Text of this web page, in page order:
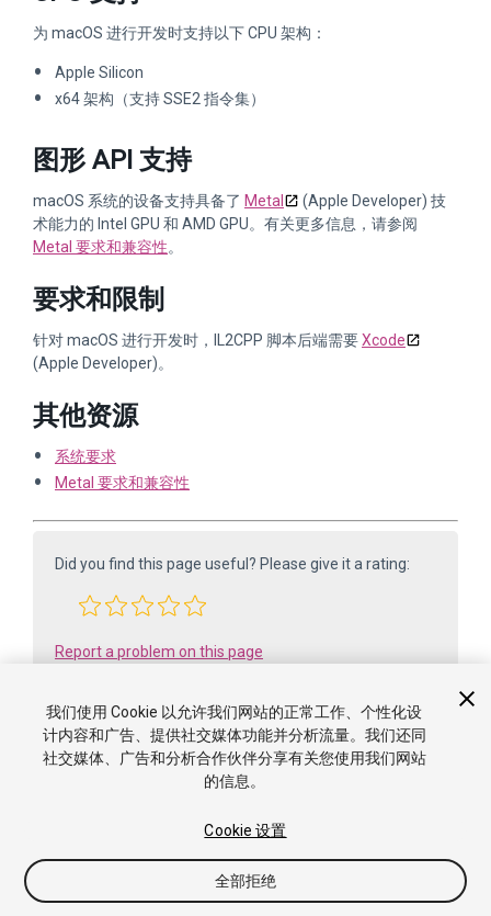
为 macOS 进行开发时支持以下 CPU 架构：
Apple Silicon
x64 架构（支持 SSE2 指令集）
图形 API 支持
macOS 系统的设备支持具备了 Metal
(Apple Developer) 技
术能力的 Intel GPU 和 AMD GPU。有关更多信息，请参阅
Metal 要求和兼容性。
要求和限制
针对 macOS 进行开发时，IL2CPP 脚本后端需要Xcode
(Apple Developer)。
其他资源
系统要求
Metal 要求和兼容性
Did you find this page useful? Please give it a rating:
Report a problem on this page
版权所有 ©2005-2025 Unity Technologies. All rights reserved. Built
from 6000.0.65f1 (f34bf41fecc5). Built on: 2025-12-15.
我们使用 Cookie 以允许我们网站的正常工作、个性化设
计内容和广告、提供社交媒体功能并分析流量。我们还同
社交媒体、广告和分析合作伙伴分享有关您使用我们网站
的信息。
Cookie 设置
全部拒绝